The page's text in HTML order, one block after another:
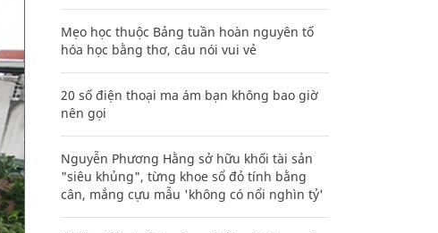
Mẹo học thuộc Bảng tuần hoàn nguyên tố
hóa học bằng thơ, câu nói vui vẻ
20 số điện thoại ma ám bạn không bao giờ
nên gọi
Nguyễn Phương Hằng sở hữu khối tài sản
"siêu khủng", từng khoe sổ đỏ tính bằng
cân, mắng cựu mẫu 'không có nổi nghìn tỷ'